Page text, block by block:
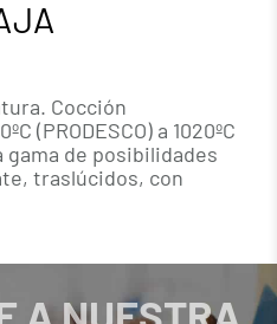
Cocción
(PRODESCO) a 1020ºC
gama de posibilidades
traslúcidos, con